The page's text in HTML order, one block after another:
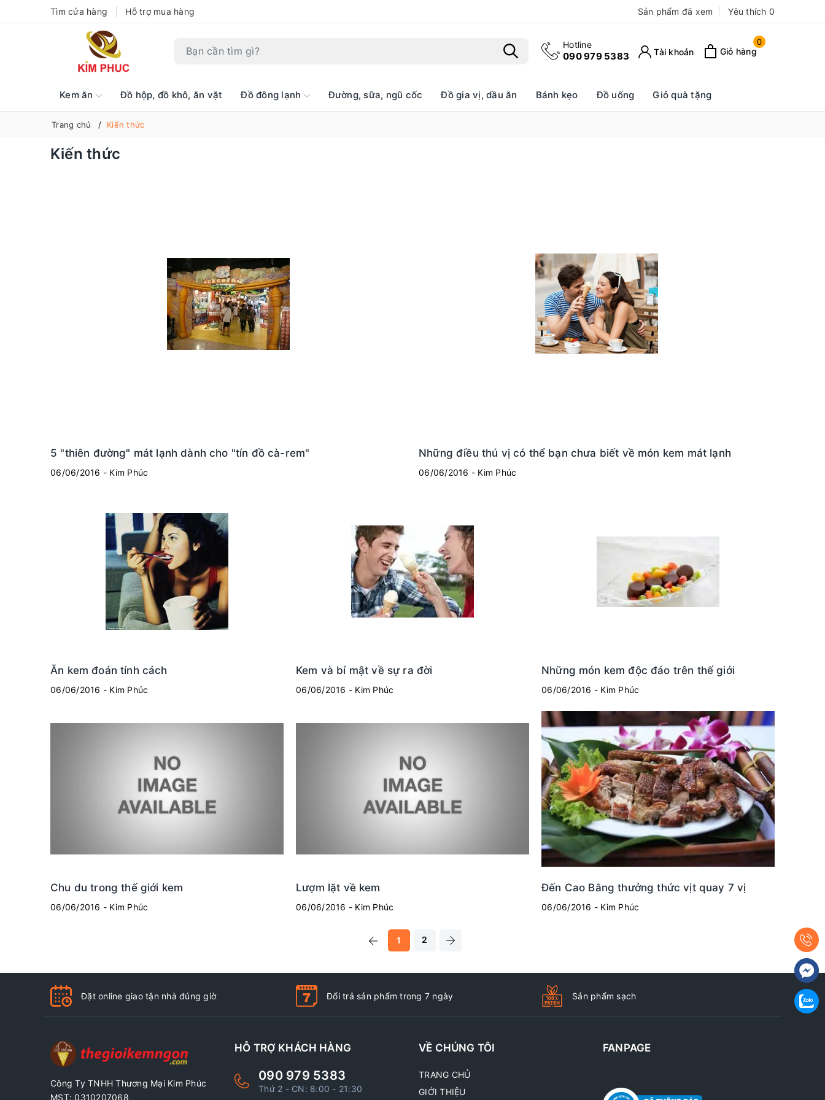
Tìm cửa hàng Hỗ trợ mua hàng Sản phẩm đã xem
Bạn chưa xem sản phẩm nào
Yêu thích 0
Hotline
090 979 5383 Tài khoản
0
Giỏ hàng
Kem ăn Đồ hộp, đồ khô, ăn vặt Đồ đông lạnh Đường, sữa, ngũ cốc Đồ gia vị, dầu ăn Bánh kẹo Đồ uống Giỏ quà tặng
Trang chủ Kiến thức
Kiến thức
5 "thiên đường" mát lạnh dành cho "tín đồ cà-rem"
06/06/2016 - Kim Phúc
Những điều thú vị có thể bạn chưa biết về món kem mát lạnh
06/06/2016 - Kim Phúc
Ăn kem đoán tính cách
06/06/2016 - Kim Phúc
Kem và bí mật về sự ra đời
06/06/2016 - Kim Phúc
Những món kem độc đáo trên thế giới
06/06/2016 - Kim Phúc
Chu du trong thế giới kem
06/06/2016 - Kim Phúc
Lượm lặt về kem
06/06/2016 - Kim Phúc
Đến Cao Bằng thưởng thức vịt quay 7 vị
06/06/2016 - Kim Phúc
1 2
Đặt online giao tận nhà đúng giờ Đổi trả sản phẩm trong 7 ngày Sản phẩm sạch
Công Ty TNHH Thương Mại Kim Phúc
MST: 0310207068
HỖ TRỢ KHÁCH HÀNG
090 979 5383
Thứ 2 - CN: 8:00 - 21:30
VỀ CHÚNG TÔI
TRANG CHỦ
GIỚI THIỆU
FANPAGE